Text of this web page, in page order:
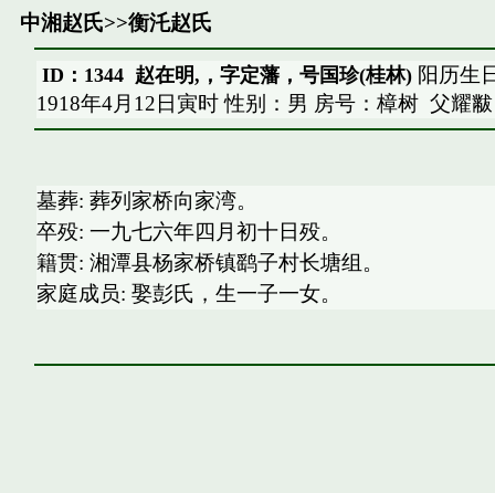
中湘赵氏>>衡汑赵氏
ID：1344 赵在明,，字定藩，号国珍(桂林)阳历生
1918年4月12日寅时 性别：男 房号：樟树 父耀黻
墓葬: 葬列家桥向家湾。
卒殁: 一九七六年四月初十日殁。
籍贯: 湘潭县杨家桥镇鹞子村长塘组。
家庭成员: 娶彭氏，生一子一女。